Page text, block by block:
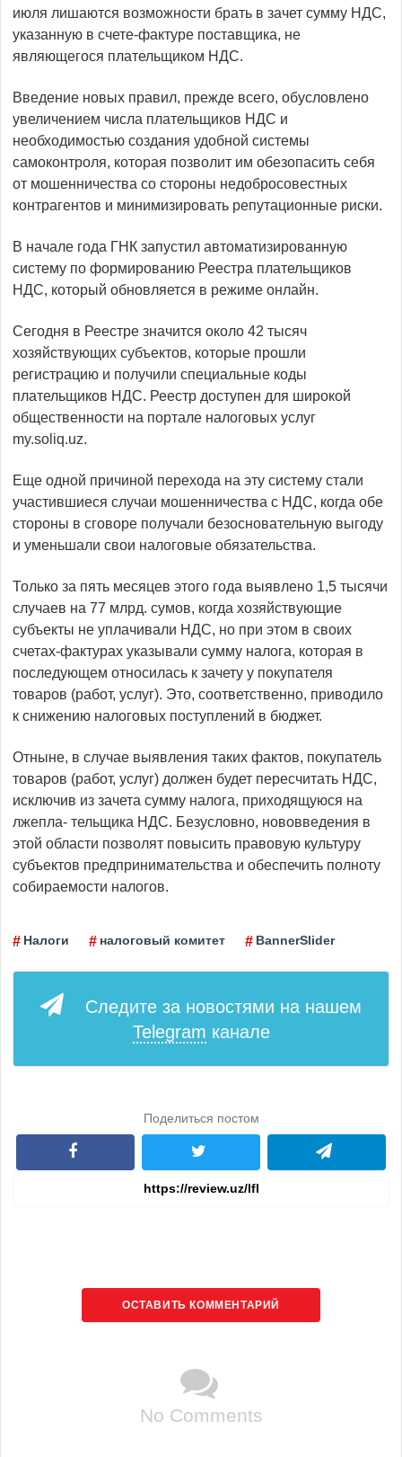
июля лишаются возможности брать в зачет сумму НДС,
указанную в счете-фактуре поставщика, не
являющегося плательщиком НДС.
Введение новых правил, прежде всего, обусловлено
увеличением числа плательщиков НДС и
необходимостью создания удобной системы
самоконтроля, которая позволит им обезопасить себя
от мошенничества со стороны недобросовестных
контрагентов и минимизировать репутационные риски.
В начале года ГНК запустил автоматизированную
систему по формированию Реестра плательщиков
НДС, который обновляется в режиме онлайн.
Сегодня в Реестре значится около 42 тысяч
хозяйствующих субъектов, которые прошли
регистрацию и получили специальные коды
плательщиков НДС. Реестр доступен для широкой
общественности на портале налоговых услуг
my.soliq.uz.
Еще одной причиной перехода на эту систему стали
участившиеся случаи мошенничества с НДС, когда обе
стороны в сговоре получали безосновательную выгоду
и уменьшали свои налоговые обязательства.
Только за пять месяцев этого года выявлено 1,5 тысячи
случаев на 77 млрд. сумов, когда хозяйствующие
субъекты не уплачивали НДС, но при этом в своих
счетах-фактурах указывали сумму налога, которая в
последующем относилась к зачету у покупателя
товаров (работ, услуг). Это, соответственно, приводило
к снижению налоговых поступлений в бюджет.
Отныне, в случае выявления таких фактов, покупатель
товаров (работ, услуг) должен будет пересчитать НДС,
исключив из зачета сумму налога, приходящуюся на
лжепла- тельщика НДС. Безусловно, нововведения в
этой области позволят повысить правовую культуру
субъектов предпринимательства и обеспечить полноту
собираемости налогов.
Налоги налоговый комитет BannerSlider
Следите за новостями на нашем
Telegram канале
Поделиться постом
ОСТАВИТЬ КОММЕНТАРИЙ
No Comments